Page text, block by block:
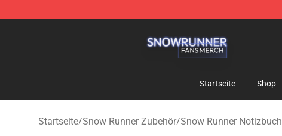
Startseite Shop
Startseite/Snow Runner Zubehör/Snow Runner Notizbuch